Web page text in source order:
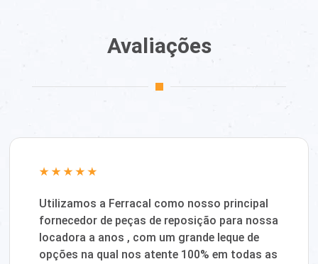
Avaliações
Utilizamos a Ferracal como nosso principal
fornecedor de peças de reposição para nossa
locadora a anos , com um grande leque de
opções na qual nos atente 100% em todas as